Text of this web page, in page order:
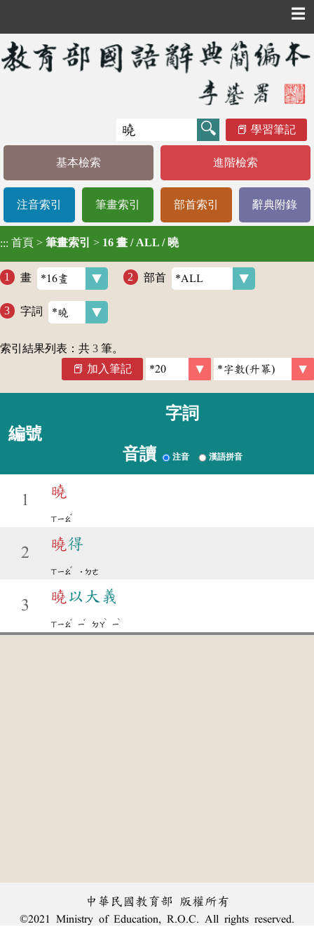
☰
學習筆記
基本檢索 進階檢索
注音索引 筆畫索引 部首索引 辭典附錄
::: 首頁 > 筆畫索引 > 16 畫 / ALL / 曉
畫 部首
字詞
索引結果列表：共 3 筆。
加入筆記
編號
字詞
音讀 注音 漢語拼音
1
曉
ㄒㄧㄠ
ˇ
2
曉得
ㄒㄧㄠ
ˇ
˙ㄉㄜ
3
曉 以大義
ㄒㄧㄠ
ˇ
ㄧ
ˇ
ㄉㄚ
ˋ
ㄧ
ˋ
中華民國教育部 版權所有
©2021 Ministry of Education, R.O.C. All rights reserved.